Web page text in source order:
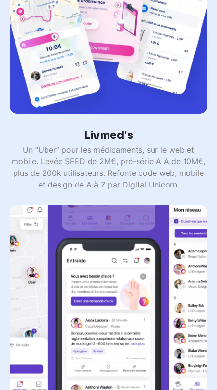
Livmed's
Un “Uber” pour les médicaments, sur le web et
mobile. Levée SEED de 2M€, pré-série A A de 10M€,
plus de 200k utilisateurs. Refonte code web, mobile
et design de A à Z par Digital Unicorn.